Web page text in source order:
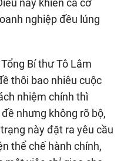
này khiến cả cơ
nghiệp đều lúng
Bí thư Tô Lâm
thôi bao nhiêu cuộc
nhiệm chính thì
nhưng không rõ bộ,
này đặt ra yêu cầu
thể chế hành chính,